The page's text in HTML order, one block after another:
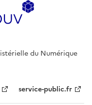
du Numérique
service-public.fr